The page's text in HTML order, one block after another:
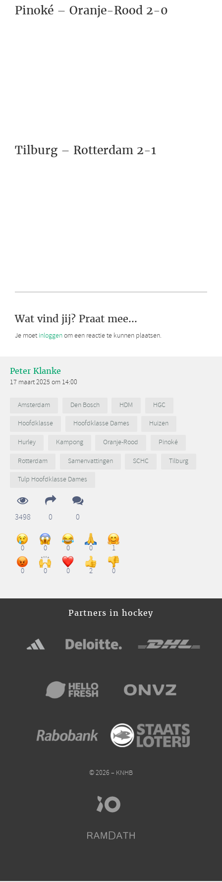
Pinoké – Oranje-Rood 2-0
Tilburg – Rotterdam 2-1
Wat vind jij? Praat mee...
Je moet inloggenom een reactie te kunnen plaatsen.
Peter Klanke
17 maart 2025 om 14:00
Amsterdam Den Bosch HDM
HGC
Hoofdklasse
Hoofdklasse Dames
Huizen
Hurley
Kampong Oranje-Rood
Pinoké
Rotterdam
Samenvattingen SCHC
Tilburg
Tulp Hoofdklasse Dames
3498 0 0
0 0 0 0 1
0 0 0 2 0
Partners in hockey
© 2026 – KNHB